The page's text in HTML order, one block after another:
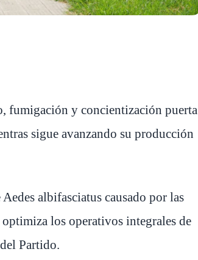
fumigación y concientización puerta
sigue avanzando su producción
albifasciatus causado por las
los operativos integrales de
Partido.